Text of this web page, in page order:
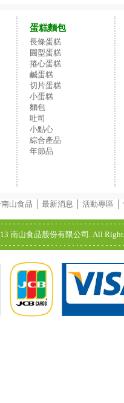
蛋糕麵包
長條蛋糕
圓型蛋糕
捲心蛋糕
鹹蛋糕
切片蛋糕
小蛋糕
麵包
吐司
小點心
綜合產品
年節品
山食品 最新消息 活動專區
南山食品股份有限公司. All